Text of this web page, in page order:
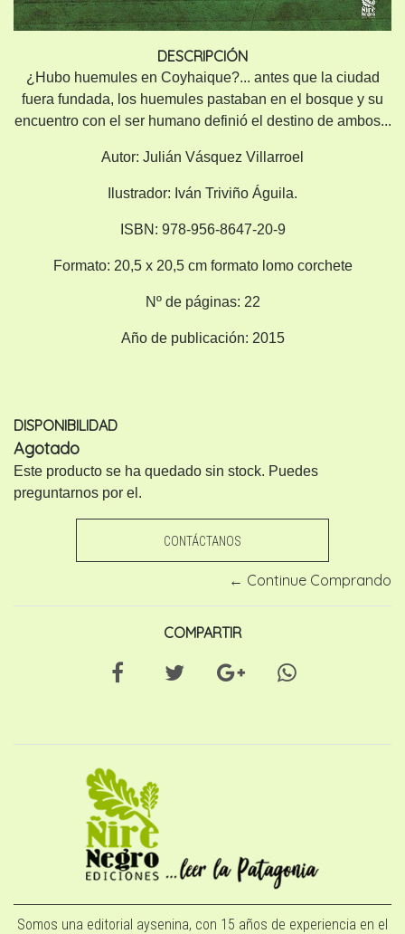
DESCRIPCIÓN
¿Hubo huemules en Coyhaique?... antes que la ciudad
fuera fundada, los huemules pastaban en el bosque y su
encuentro con el ser humano definió el destino de ambos...
Autor: Julián Vásquez Villarroel
Ilustrador: Iván Triviño Águila.
ISBN: 978-956-8647-20-9
Formato: 20,5 x 20,5 cm formato lomo corchete
Nº de páginas: 22
Año de publicación: 2015
DISPONIBILIDAD
Agotado
Este producto se ha quedado sin stock. Puedes
preguntarnos por el.
CONTÁCTANOS
← Continue Comprando
COMPARTIR
Somos una editorial aysenina, con 15 años de experiencia en el